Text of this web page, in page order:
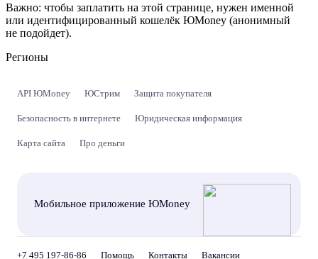
Важно: чтобы заплатить на этой странице, нужен именной
или идентифицированный кошелёк ЮMoney (анонимный
не подойдет).
Регионы
API ЮMoney ЮСтрим Защита покупателя
Безопасность в интернете Юридическая информация
Карта сайта Про деньги
Мобильное приложение ЮMoney
+7 495 197-86-86 Помощь Контакты Вакансии